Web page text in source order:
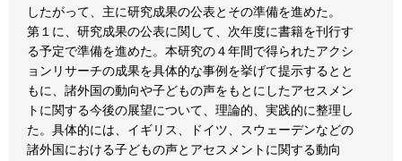
したがって、主に研究成果の公表とその準備を進めた。
第１に、研究成果の公表に関して、次年度に書籍を刊行す
る予定で準備を進めた。本研究の４年間で得られたアクシ
ョンリサーチの成果を具体的な事例を挙げて提示するとと
もに、諸外国の動向や子どもの声をもとにしたアセスメン
トに関する今後の展望について、理論的、実践的に整理し
た。具体的には、イギリス、ドイツ、スウェーデンなどの
諸外国における子どもの声とアセスメントに関する動向